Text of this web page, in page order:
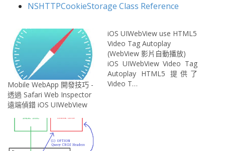
NSHTTPCookieStorage Class Reference
Mobile WebApp 開發技巧 -
透過 Safari Web Inspector
遠端偵錯 iOS UIWebView
iOS UIWebView use HTML5
Video Tag Autoplay
(WebView 影片自動播放)
iOS UIWebView Video Tag
Autoplay HTML5 提供了
Video T…